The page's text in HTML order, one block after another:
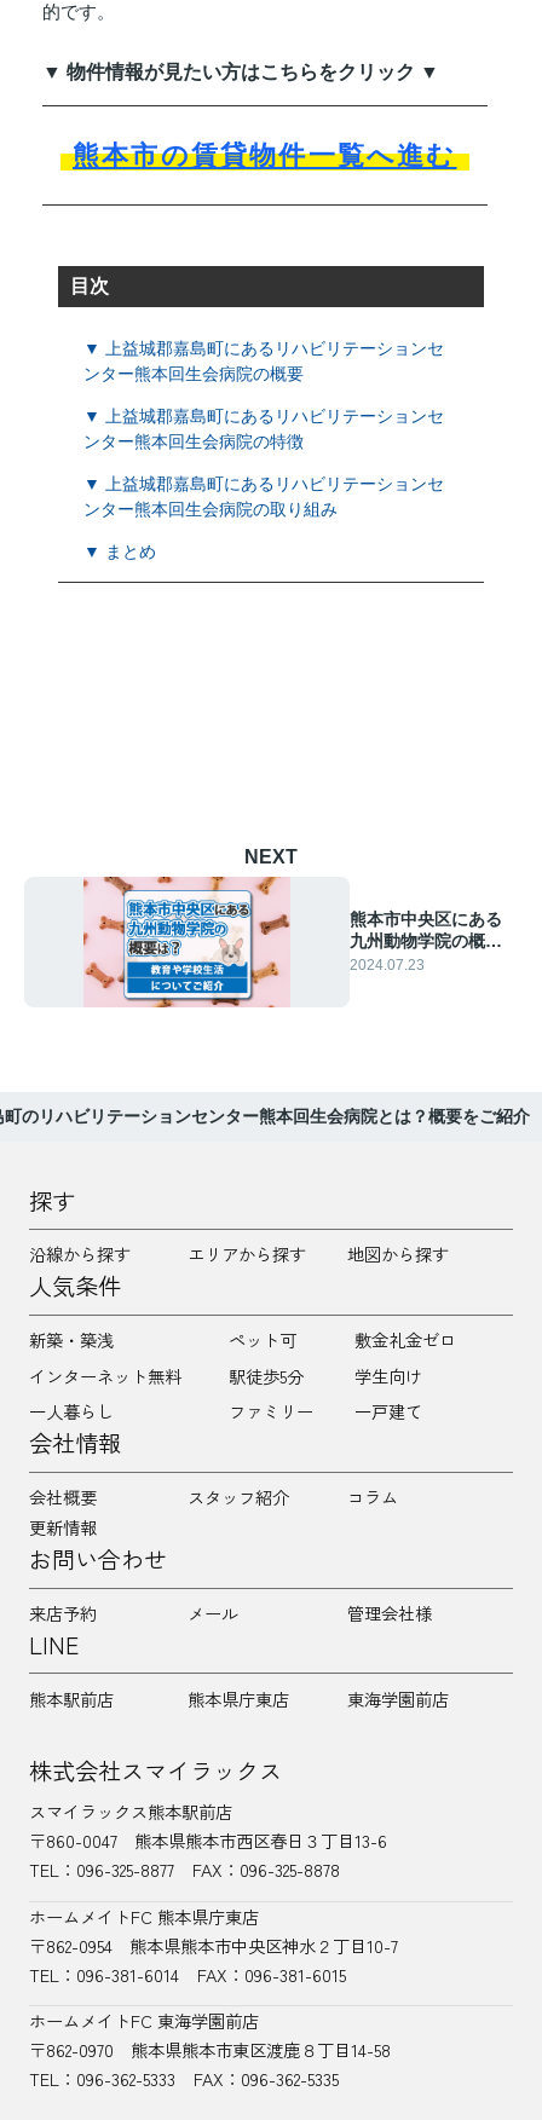
的です。
▼ 物件情報が見たい方はこちらをクリック ▼
熊本市の賃貸物件一覧へ進む
目次
▼ 上益城郡嘉島町にあるリハビリテーションセ
ンター熊本回生会病院の概要
▼ 上益城郡嘉島町にあるリハビリテーションセ
ンター熊本回生会病院の特徴
▼ 上益城郡嘉島町にあるリハビリテーションセ
ンター熊本回生会病院の取り組み
▼ まとめ
NEXT
熊本市中央区にある
九州動物学院の概要
は？教育や学校生活
2024.07.23
のリハビリテーションセンター熊本回生会病院とは？概要をご紹介
探す
沿線から探す エリアから探す 地図から探す
人気条件
新築・築浅 ペット可
敷金礼金ゼロ
インターネット無料
駅徒歩5分
学生向け
一人暮らし
ファミリー 一戸建て
会社情報
会社概要 スタッフ紹介
コラム
更新情報
お問い合わせ
来店予約 メール 管理会社様
LINE
熊本駅前店 熊本県庁東店 東海学園前店
株式会社スマイラックス
スマイラックス熊本駅前店
〒860-0047
熊本県熊本市西区春日３丁目13-6
TEL： 096-325-8877
FAX：096-325-8878
ホームメイトFC 熊本県庁東店
〒862-0954
熊本県熊本市中央区神水２丁目10-7
TEL：096-381-6014
FAX：096-381-6015
ホームメイトFC 東海学園前店
〒862-0970
熊本県熊本市東区渡鹿８丁目14-58
TEL： 096-362-5333 FAX：096-362-5335